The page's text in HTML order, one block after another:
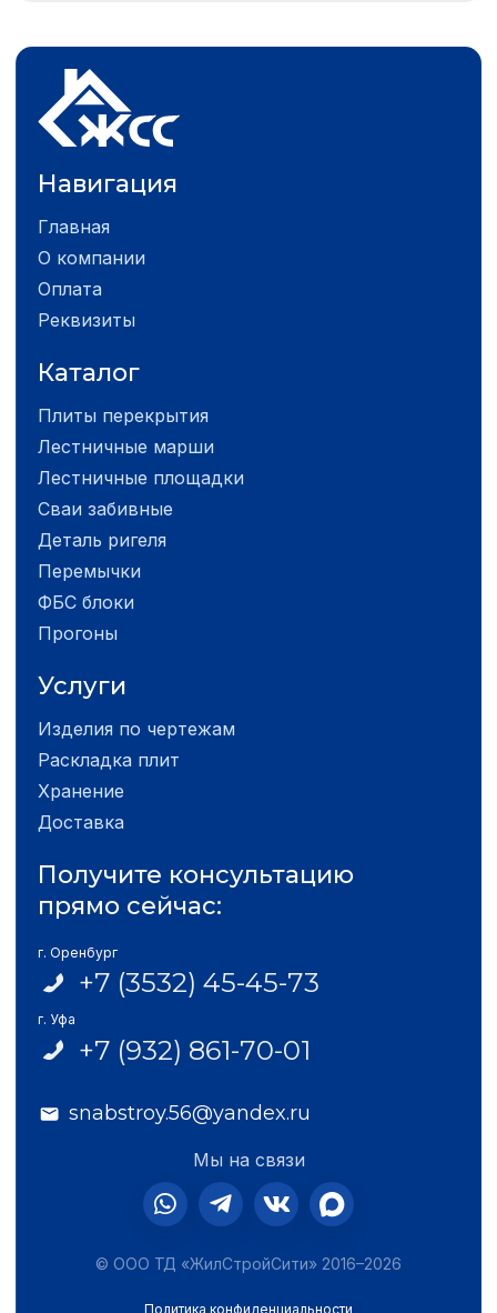
Навигация
Главная
О компании
Оплата
Реквизиты
Каталог
Плиты перекрытия
Лестничные марши
Лестничные площадки
Сваи забивные
Деталь ригеля
Перемычки
ФБС блоки
Прогоны
Услуги
Изделия по чертежам
Раскладка плит
Хранение
Доставка
Получите консультацию
прямо сейчас:
г. Оренбург
+7 (3532) 45-45-73
г. Уфа
+7 (932) 861-70-01
snabstroy.56@yandex.ru
Мы на связи
© ООО ТД «ЖилСтройСити» 2016–2026
Политика конфиденциальности